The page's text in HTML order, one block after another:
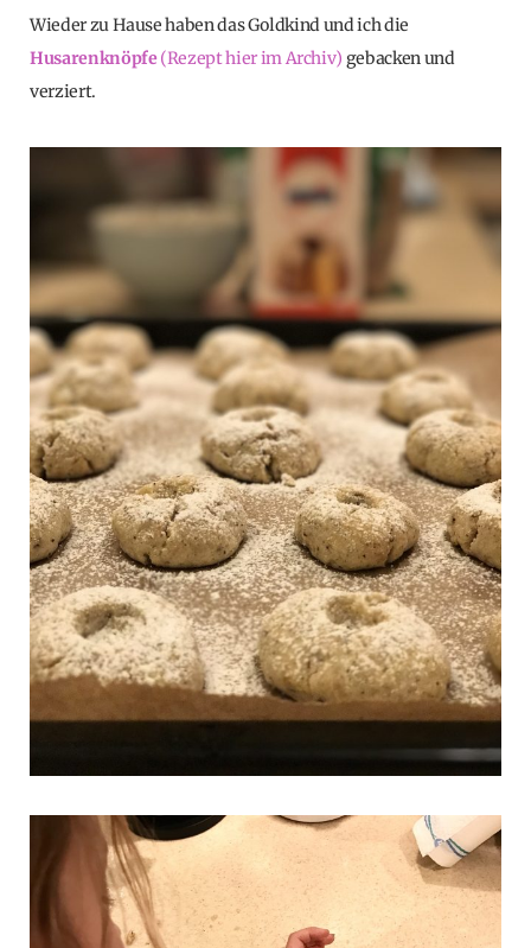
Wieder zu Hause haben das Goldkind und ich die
Husarenknöpfe(Rezept hier im Archiv) gebacken und
verziert.